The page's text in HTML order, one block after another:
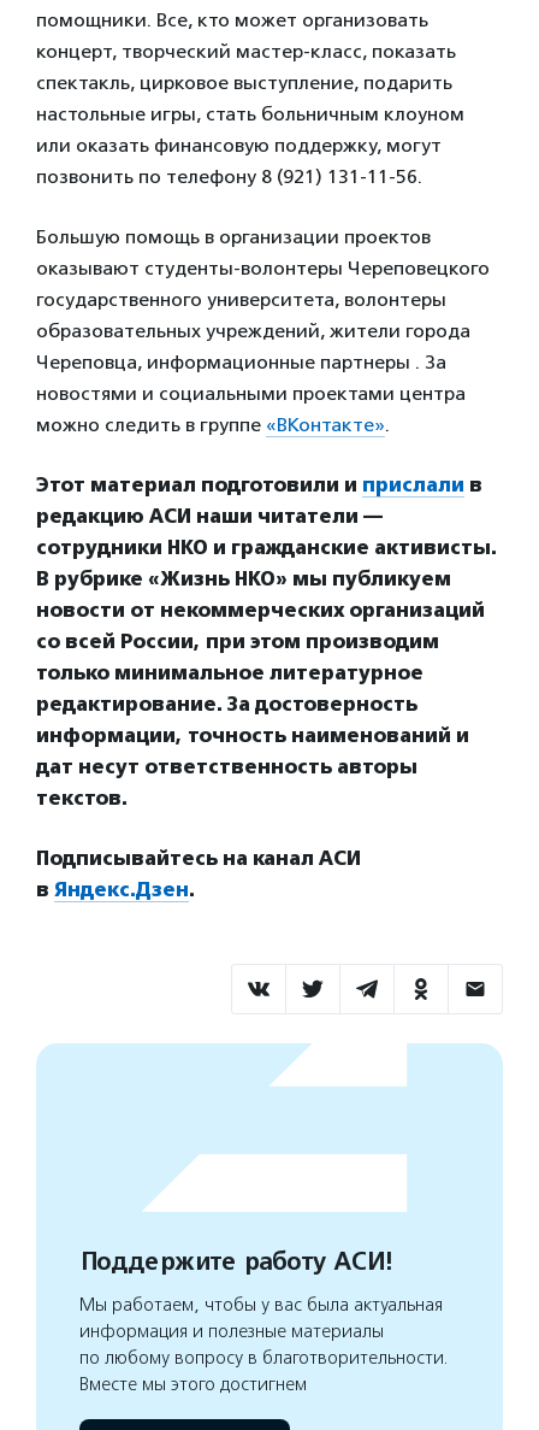
помощники. Все, кто может организовать
концерт, творческий мастер-класс, показать
спектакль, цирковое выступление, подарить
настольные игры, стать больничным клоуном
или оказать финансовую поддержку, могут
позвонить по телефону 8 (921) 131-11-56.
Большую помощь в организации проектов
оказывают студенты-волонтеры Череповецкого
государственного университета, волонтеры
образовательных учреждений, жители города
Череповца, информационные партнеры . За
новостями и социальными проектами центра
можно следить в группе «ВКонтакте».
Этот материал подготовили и прислали в
редакцию АСИ наши читатели —
сотрудники НКО и гражданские активисты.
В рубрике «Жизнь НКО» мы публикуем
новости от некоммерческих организаций
со всей России, при этом производим
только минимальное литературное
редактирование. За достоверность
информации, точность наименований и
дат несут ответственность авторы
текстов.
Подписывайтесь на канал АСИ
в Яндекс.Дзен.
Поддержите работу АСИ!
Мы работаем, чтобы у вас была актуальная
информация и полезные материалы
по любому вопросу в благотворительности.
Вместе мы этого достигнем